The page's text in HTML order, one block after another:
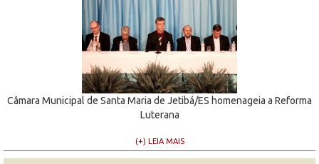
Câmara Municipal de Santa Maria de Jetibá/ES homenageia a Reforma
Luterana
(+) LEIA MAIS